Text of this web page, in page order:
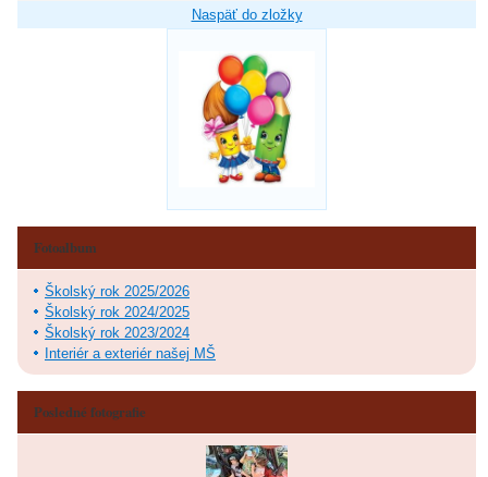
Naspäť do zložky
Fotoalbum
Školský rok 2025/2026
Školský rok 2024/2025
Školský rok 2023/2024
Interiér a exteriér našej MŠ
Posledné fotografie